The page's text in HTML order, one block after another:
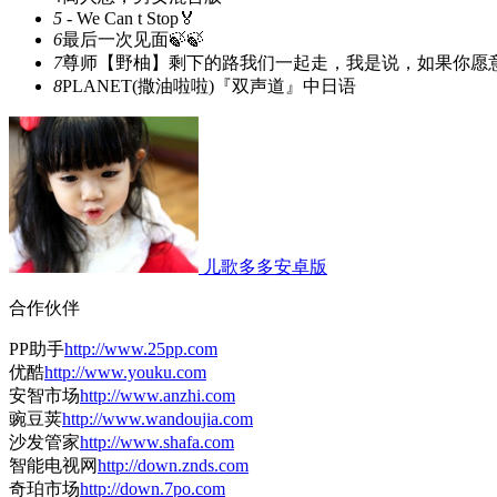
5 - We Can t Stop🏅
6最后一次见面🍃🍃
7尊师【野柚】剩下的路我们一起走，我是说，如果你愿
8PLANET(撒油啦啦)『双声道』中日语
儿歌多多安卓版
合作伙伴
PP助手http://www.25pp.com
优酷http://www.youku.com
安智市场http://www.anzhi.com
豌豆荚http://www.wandoujia.com
沙发管家http://www.shafa.com
智能电视网http://down.znds.com
奇珀市场http://down.7po.com